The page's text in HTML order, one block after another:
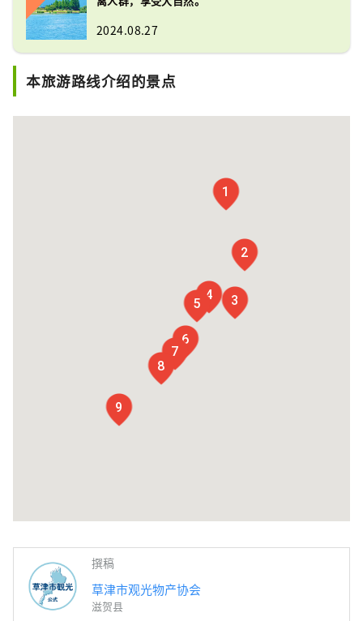
2024.08.27
本旅游路线介绍的景点
1
2
3
4
5
6
7
8
9
撰稿
草津市观光物产协会
滋贺县